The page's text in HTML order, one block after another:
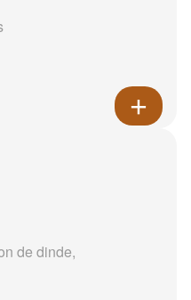
de dinde,